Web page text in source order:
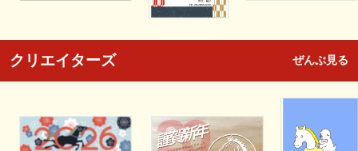
クリエイターズ ぜんぶ見る